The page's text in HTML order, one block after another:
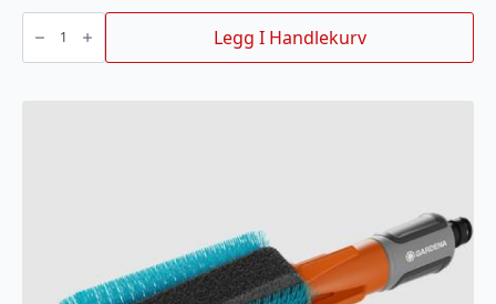
RENGJØRING/VEDLIKEHOLD
AM
antall
Legg I Handlekurv